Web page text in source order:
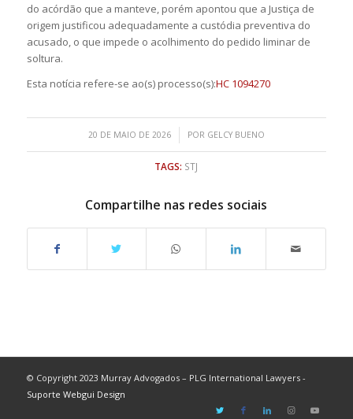
do acórdão que a manteve, porém apontou que a Justiça de
origem justificou adequadamente a custódia preventiva do
acusado, o que impede o acolhimento do pedido liminarde
soltura.
Esta notícia refere-se ao(s) processo(s):HC 1094270
20 DE MAIO DE 2026
/ POR GELCY BUENO
TAGS: STJ
Compartilhe nas redes sociais
© Copyright 2023 Murray Advogados – PLG International Lawyers -
Suporte Webgui Design